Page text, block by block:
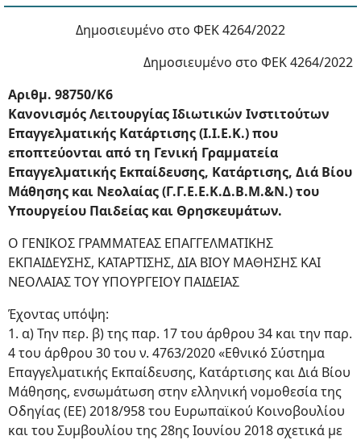
Δημοσιευμένο στο ΦΕΚ 4264/2022
Δημοσιευμένο στο ΦΕΚ 4264/2022
Αριθμ. 98750/Κ6
Κανονισμός Λειτουργίας Ιδιωτικών Ινστιτούτων
Eπαγγελματικής Κατάρτισης (Ι.Ι.Ε.Κ.) που
εποπτεύονται από τη Γενική Γραμματεία
Επαγγελματικής Εκπαίδευσης, Κατάρτισης, Διά Βίου
Μάθησης και Νεολαίας (Γ.Γ.Ε.Ε.Κ.Δ.Β.Μ.&Ν.) του
Υπουργείου Παιδείας και Θρησκευμάτων.
Ο ΓΕΝΙΚΟΣ ΓΡΑΜΜΑΤΕΑΣ ΕΠΑΓΓΕΛΜΑΤΙΚΗΣ
ΕΚΠΑΙΔΕΥΣΗΣ, ΚΑΤΑΡΤΙΣΗΣ, ΔΙΑ ΒΙΟΥ ΜΑΘΗΣΗΣ ΚΑΙ
ΝΕΟΛΑΙΑΣ ΤΟΥ ΥΠΟΥΡΓΕΙΟΥ ΠΑΙΔΕΙΑΣ
Έχοντας υπόψη:
1. α) Την περ. β) της παρ. 17 του άρθρου 34 και την παρ.
4 του άρθρου 30 του ν. 4763/2020 «Εθνικό Σύστημα
Επαγγελματικής Εκπαίδευσης, Κατάρτισης και Διά Βίου
Μάθησης, ενσωμάτωση στην ελληνική νομοθεσία της
Οδηγίας (ΕΕ) 2018/958 του Ευρωπαϊκού Κοινοβουλίου
και του Συμβουλίου της 28ης Ιουνίου 2018 σχετικά με